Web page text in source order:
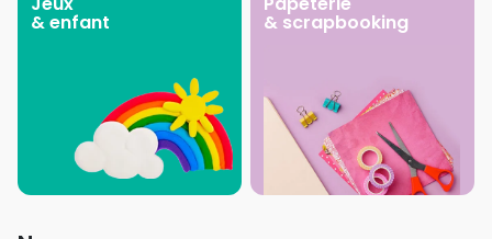
& enfant & scrapbooking